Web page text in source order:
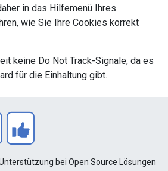
in das Hilfemenü Ihres
wie Sie Ihre Cookies korrekt
keine Do Not Track-Signale, da es
für die Einhaltung gibt.
bei Open Source Lösungen